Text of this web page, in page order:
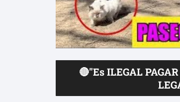
🔴"Es ILEGAL